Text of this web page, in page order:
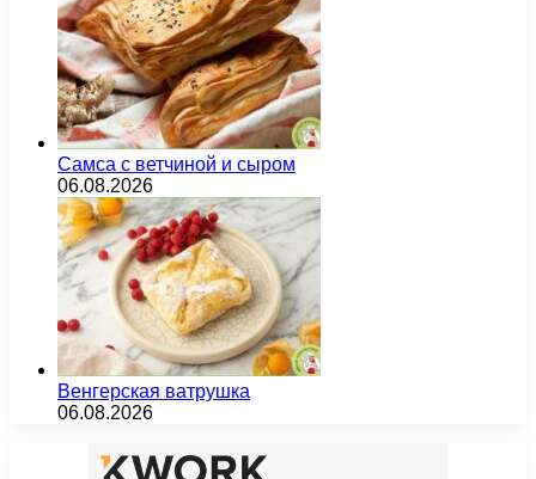
Самса с ветчиной и сыром
06.08.2026
Венгерская ватрушка
06.08.2026